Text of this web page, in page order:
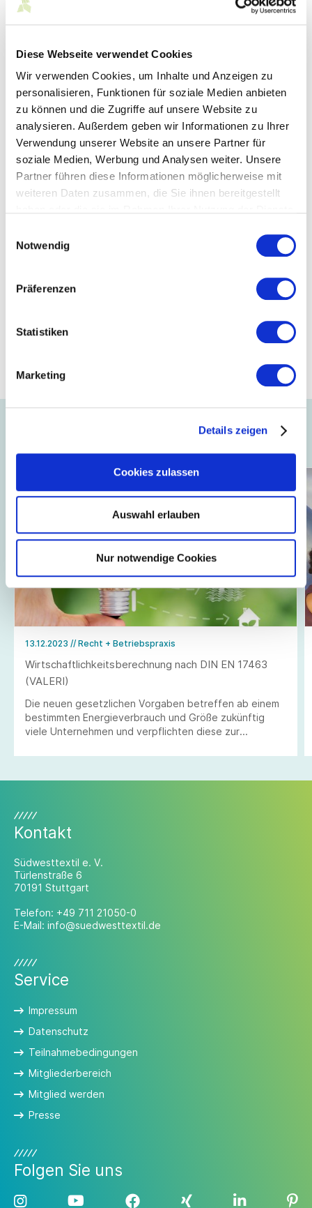
Diese Webseite verwendet Cookies
Wir verwenden Cookies, um Inhalte und Anzeigen zu
personalisieren, Funktionen für soziale Medien anbieten
zu können und die Zugriffe auf unsere Website zu
analysieren. Außerdem geben wir Informationen zu Ihrer
Verwendung unserer Website an unsere Partner für
soziale Medien, Werbung und Analysen weiter. Unsere
Partner führen diese Informationen möglicherweise mit
weiteren Daten zusammen, die Sie ihnen bereitgestellt
Notwendig
Präferenzen
Statistiken
Marketing
Details zeigen
Cookies zulassen
Auswahl erlauben
Nur notwendige Cookies
Knopf.
„der auf einen Blick ersichtliche Grüne Knopf sowohl Firmen-
als auch Endkunden die Orientierung im Label-Dschungel für
Textilien erleichtern wird.“
Der Grüne Knopf stellt verbindliche Anforderungen, um
Mensch und Umwelt im Produktionsprozess von Textilien zu
schützen. Insgesamt müssen 46 anspruchsvolle Sozial- und
Umweltkriterien eingehalten werden – von A wie
Abwassergrenzwerte bis Z wie Zwangsarbeitsverbot. Das
Besondere am Grünen Knopf ist, dass neben dem Produkt
immer auch das Unternehmen als Ganzes überprüft wird.
Lieferkette ihrer menschenrechtlichen und ökologischen
Sorgfaltspflicht nachkommen. Der Staat legt die Kriterien
Mitglied
13.12.2023 // Recht + Betriebspraxis
Wirtschaftlichkeitsberechnung nach DIN EN 17463
(VALERI)
Die neuen gesetzlichen Vorgaben betreffen ab einem
bestimmten Energieverbrauch und Größe zukünftig
viele Unternehmen und verpflichten diese zur
wirtschaftlichen Energieeffizienzmaßnahmen.
Kontakt
Südwesttextil e. V.
Türlenstraße 6
70191 Stuttgart
Telefon: +49 711 21050-0
E-Mail: info@suedwesttextil.de
Service
Impressum
Datenschutz
Teilnahmebedingungen
Mitgliederbereich
Mitglied werden
Presse
Folgen Sie uns